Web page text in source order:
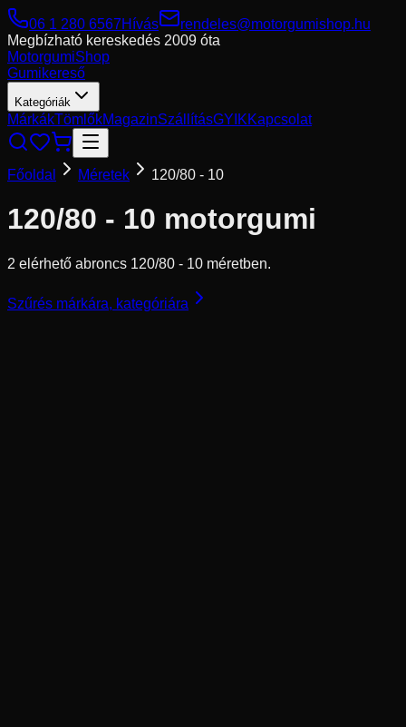
06 1 280 6567Hívás
rendeles@motorgumishop.hu
Megbízható kereskedés 2009 óta
MotorgumiShop
Gumikereső
Kategóriák
MárkákTömlőkMagazinSzállításGYIKKapcsolat
Főoldal Méretek 120/80 - 10
120/80 - 10 motorgumi
2 elérhető abroncs 120/80 - 10 méretben.
Szűrés márkára, kategóriára